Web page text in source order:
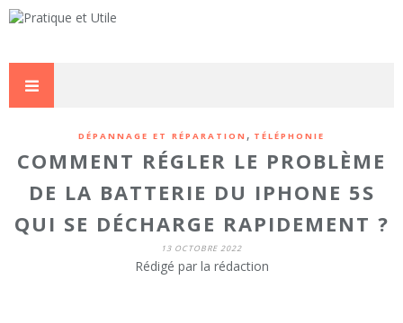
DÉPANNAGE ET RÉPARATION , TÉLÉPHONIE
COMMENT RÉGLER LE PROBLÈME
DE LA BATTERIE DU IPHONE 5S
QUI SE DÉCHARGE RAPIDEMENT ?
13 OCTOBRE 2022
Rédigé par la rédaction